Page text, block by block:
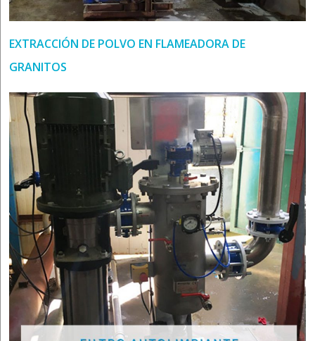
EXTRACCIÓN DE POLVO EN FLAMEADORA DE
GRANITOS